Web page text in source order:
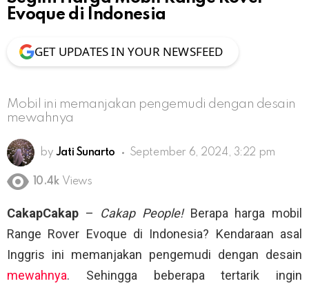
Evoque di Indonesia
GET UPDATES IN YOUR NEWSFEED
Mobil ini memanjakan pengemudi dengan desain
mewahnya
by Jati Sunarto September 6, 2024, 3:22 pm
10.4k Views
CakapCakap – Cakap People!Berapa harga mobil
Range Rover Evoque di Indonesia? Kendaraan asal
Inggris ini memanjakan pengemudi dengan desain
mewahnya. Sehingga beberapa tertarik ingin